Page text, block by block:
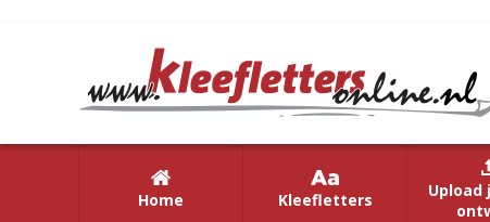
Home Kleefletters
Upload